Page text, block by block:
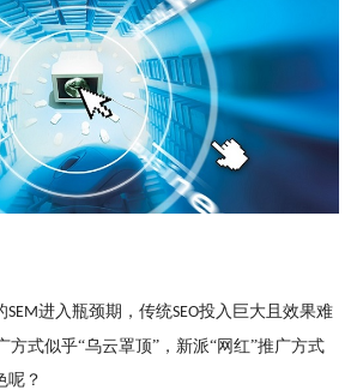
SEM进入瓶颈期，传统SEO投入巨大且效果难
方式似乎“乌云罩顶”，新派“网红”推广方式
呢？